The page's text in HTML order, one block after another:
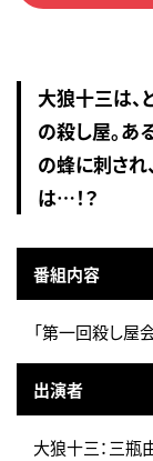
大狼十三は
の殺し屋。あ
の蜂に刺され
は…！？
番組内容
「第一回殺し屋会
出演者
大狼十三：三瓶